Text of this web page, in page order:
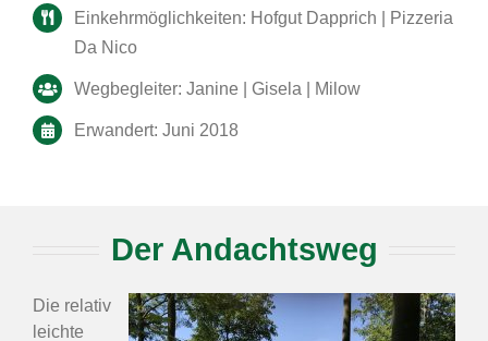
Einkehrmöglichkeiten: Hofgut Dapprich | Pizzeria
Da Nico
Wegbegleiter: Janine | Gisela | Milow
Erwandert: Juni 2018
Der Andachtsweg
Die relativ
leichte